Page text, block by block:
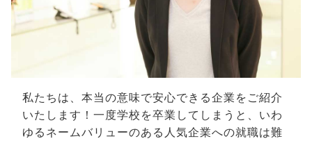
私たちは、本当の意味で安心できる企業をご紹介
いたします！一度学校を卒業してしまうと、いわ
ゆるネームバリューのある人気企業への就職は難